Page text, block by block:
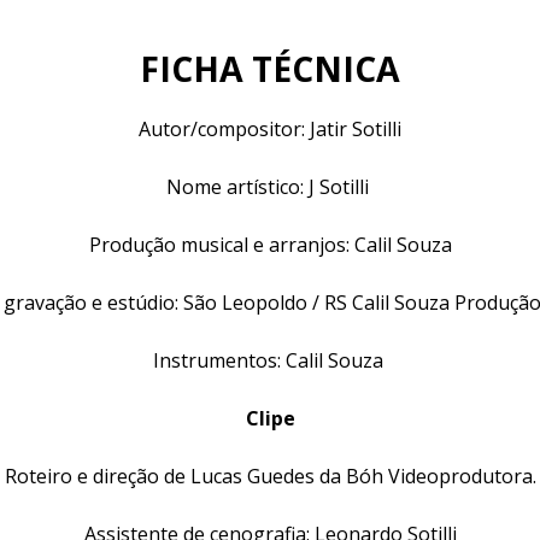
FICHA TÉCNICA
Autor/compositor: Jatir Sotilli
Nome artístico: J Sotilli
Produção musical e arranjos: Calil Souza
e estúdio: São Leopoldo / RS Calil Souza
Instrumentos: Calil Souza
Clipe
Roteiro e direção de Lucas Guedes da Bóh Videoprodutora.
Assistente de cenografia: Leonardo Sotilli